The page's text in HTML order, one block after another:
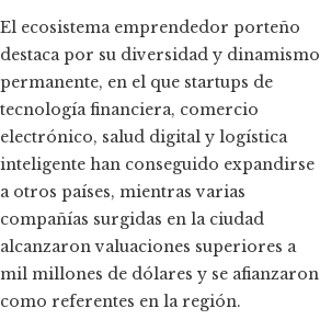
El ecosistema emprendedor porteño
destaca por su diversidad y dinamismo
permanente, en el que startups de
tecnología financiera, comercio
electrónico, salud digital y logística
inteligente han conseguido expandirse
a otros países, mientras varias
compañías surgidas en la ciudad
alcanzaron valuaciones superiores a
mil millones de dólares y se afianzaron
como referentes en la región.